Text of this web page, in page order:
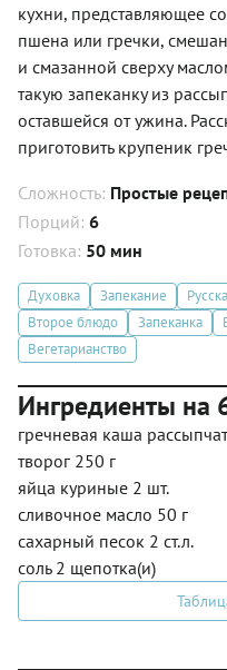
кухни, представляющее
пшена или гречки,
и смазанной сверху
такую запеканку из
оставшейся от ужина.
приготовить крупеник
Сложность: Простые
Порций: 6
Готовка: 50 мин
Духовка Запекание
Второе блюдо
Запеканка
Вегетарианство
Ингредиенты на
гречневая каша
творог 250 г
яйца куриные 2 шт.
сливочное масло 50 г
сахарный песок 2 ст.л.
соль 2 щепотка(и)